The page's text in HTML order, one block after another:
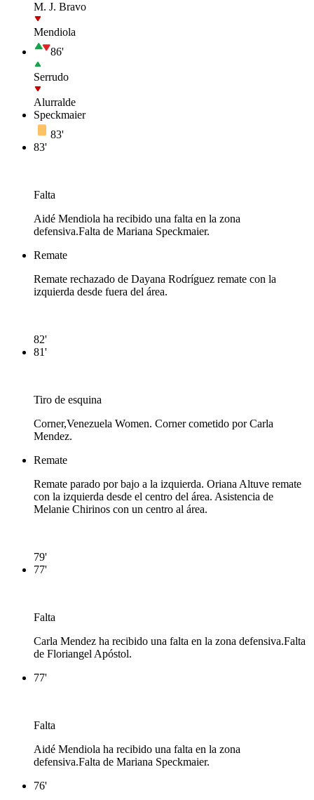
M. J. Bravo
Mendiola
86'
Serrudo
Alurralde
Speckmaier
83'
83'
Falta
Aidé Mendiola ha recibido una falta en la zona
defensiva.Falta de Mariana Speckmaier.
Remate
Remate rechazado de Dayana Rodríguez remate con la
izquierda desde fuera del área.
82'
81'
Tiro de esquina
Corner,Venezuela Women. Corner cometido por Carla
Mendez.
Remate
Remate parado por bajo a la izquierda. Oriana Altuve remate
con la izquierda desde el centro del área. Asistencia de
Melanie Chirinos con un centro al área.
79'
77'
Falta
Carla Mendez ha recibido una falta en la zona defensiva.Falta
de Floriangel Apóstol.
77'
Falta
Aidé Mendiola ha recibido una falta en la zona
defensiva.Falta de Mariana Speckmaier.
76'